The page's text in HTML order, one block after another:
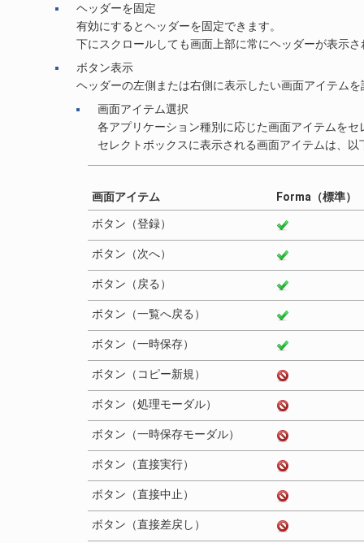
ヘッダーを固定
有効にするとヘッダーを固定できます。
下にスクロールしても画面上部に常にヘッダーが表示さ
ボタン表示
ヘッダーの左側または右側に表示したい画面アイテム
画面アイテム選択
各アプリケーション種別に応じた画面アイテムを
セレクトボックスに表示される画面アイテムは、以
画面アイテム Forma（標準）
ボタン（登録）
ボタン（次へ）
ボタン（戻る）
ボタン（一覧へ戻る）
ボタン（一時保存）
ボタン（コピー新規）
ボタン（処理モーダル）
ボタン（一時保存モーダル）
ボタン（直接実行）
ボタン（直接中止）
ボタン（直接差戻し）